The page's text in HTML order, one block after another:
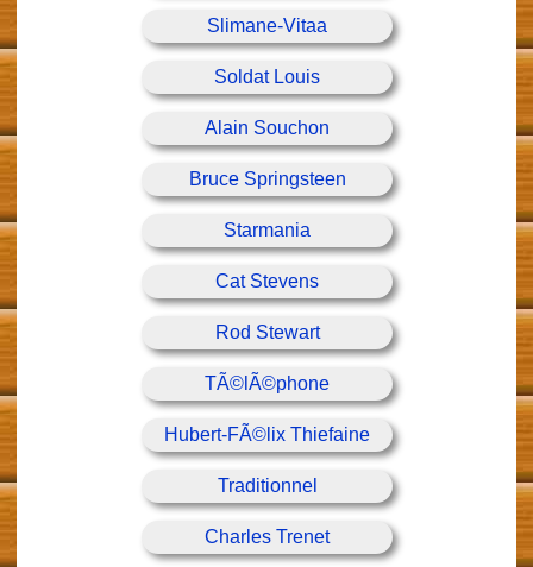
Slimane-Vitaa
Soldat Louis
Alain Souchon
Bruce Springsteen
Starmania
Cat Stevens
Rod Stewart
TÃ©lÃ©phone
Hubert-FÃ©lix Thiefaine
Traditionnel
Charles Trenet